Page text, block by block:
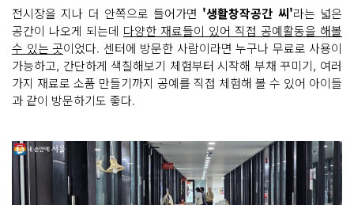
전시장을 지나 더 안쪽으로 들어가면 '생활창작공간 씨'라는 넓은
공간이 나오게 되는데 다양한 재료들이 있어 직접 공예활동을 해볼
수 있는 곳이었다. 센터에 방문한 사람이라면 누구나 무료로 사용이
가능하고, 간단하게 색칠해보기 체험부터 시작해 부채 꾸미기, 여러
가지 재료로 소품 만들기까지 공예를 직접 체험해 볼 수 있어 아이들
과 같이 방문하기도 좋다.